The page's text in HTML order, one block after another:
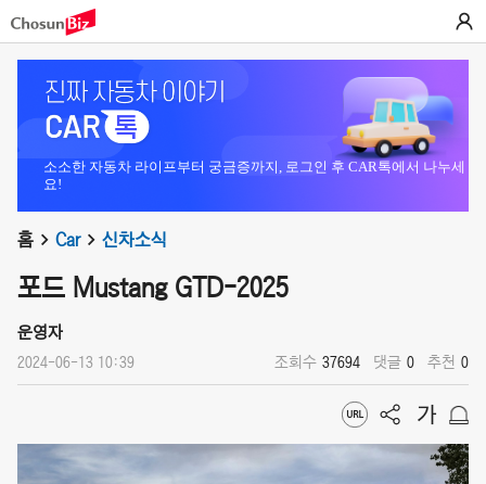
소소한 자동차 라이프부터 궁금증까지, 로그인 후 CAR톡에서 나누세
요!
홈 Car 신차소식
포드 Mustang GTD-2025
운영자
2024-06-13 10:39 조회수 37694 댓글 0 추천 0